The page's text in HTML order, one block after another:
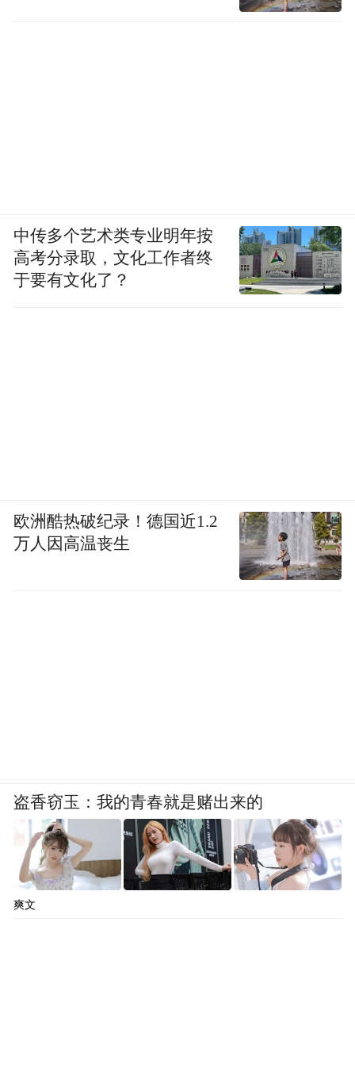
中传多个艺术类专业明年按
高考分录取，文化工作者终
于要有文化了？
欧洲酷热破纪录！德国近1.2
万人因高温丧生
盗香窃玉：我的青春就是赌出来的
爽文